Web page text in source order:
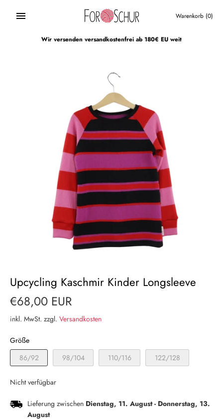
Warenkorb (0)
Wir versenden versandkostenfrei ab 180€ EU weit
Upcycling Kaschmir Kinder Longsleeve
€68,00 EUR
inkl. MwSt. zzgl. Versandkosten
Größe
86/92
98/104 110/116 122/128
Nicht verfügbar
Lieferung zwischen Dienstag, 11. August- Donnerstag, 13.
August